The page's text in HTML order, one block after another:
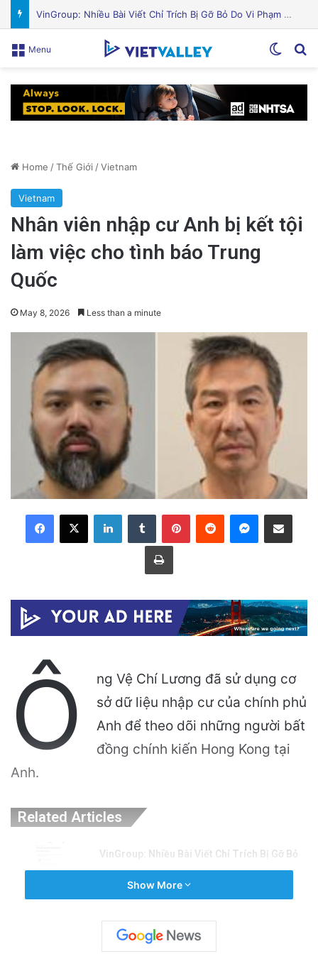
Nguyên Nhân Gây Nổ Tên Lửa Trên Bệ Phóng: Hé Lộ Từ Blue Origin
Menu
Home /Thế Giới /Vietnam
Vietnam
Nhân viên nhập cư Anh bị kết tội
làm việc cho tình báo Trung
Quốc
May 8, 2026 Less than a minute
LinkedInTumblr PinterestReddit Messenger
Share via Email
Print
Ô
ng Vệ Chí Lương đã sử dụng cơ
sở dữ liệu nhập cư của chính phủ
Anh để theo dõi những người bất
đồng chính kiến ​​Hong Kong tại
Anh.
Related Articles
VinGroup: Nhiều Bài Viết Chỉ Trích Bị Gỡ Bỏ
Điện Ảnh Bùng Nổ Cảm Xúc: Tại Sao
Hollywood Đang Đón Nhận Tình Dục Một
Show More